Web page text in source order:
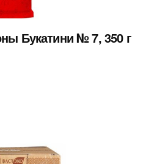
Букатини № 7, 350 г